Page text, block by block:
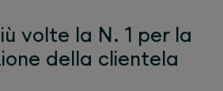
volte la N. 1 per la
della clientela